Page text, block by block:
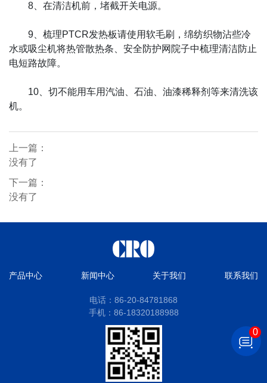
8、在清洁机前，堵截开关电源。
9、梳理PTCR发热板请使用软毛刷，绵纺织物沾些冷
水或吸尘机将热管散热条、安全防护网院子中梳理清洁防止
电短路故障。
10、切不能用车用汽油、石油、油漆稀释剂等来清洗该
机。
上一篇：
没有了
下一篇：
没有了
产品中心 新闻中心 关于我们 联系我们
电话：86-20-84781868
手机：86-18320188988
0